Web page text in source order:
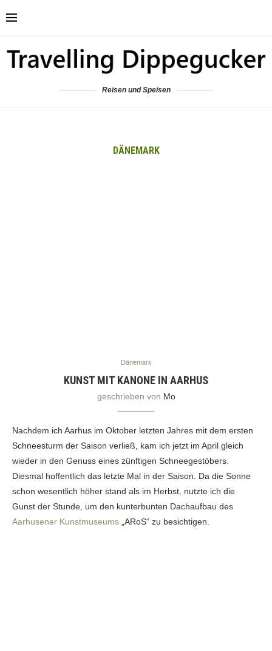
Reisen und Speisen
DÄNEMARK
Dänemark
KUNST MIT KANONE IN AARHUS
geschrieben von Mo
Nachdem ich Aarhus im Oktober letzten Jahres mit dem ersten
Schneesturm der Saison verließ, kam ich jetzt im April gleich
wieder in den Genuss eines zünftigen Schneegestöbers.
Diesmal hoffentlich das letzte Mal in der Saison. Da die Sonne
schon wesentlich höher stand als im Herbst, nutzte ich die
Gunst der Stunde, um den kunterbunten Dachaufbau des
Aarhusener Kunstmuseums „ARoS“ zu besichtigen.